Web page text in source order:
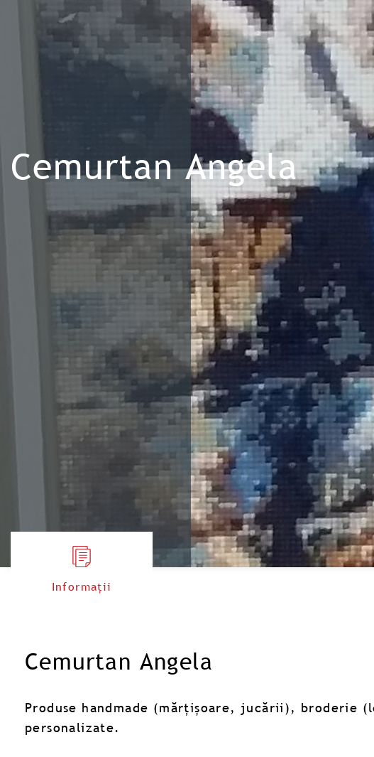
Cemurtan Angela
Informații
Cemurtan Angela
Produse handmade (mărțișoare, jucării), broderie
personalizate.